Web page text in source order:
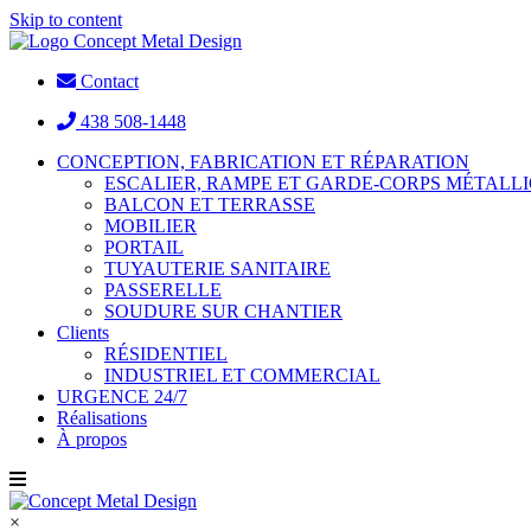
Skip to content
Contact
438 508-1448
CONCEPTION, FABRICATION ET RÉPARATION
ESCALIER, RAMPE ET GARDE-CORPS
BALCON ET TERRASSE
MOBILIER
PORTAIL
TUYAUTERIE SANITAIRE
PASSERELLE
SOUDURE SUR CHANTIER
Clients
RÉSIDENTIEL
INDUSTRIEL ET COMMERCIAL
URGENCE 24/7
Réalisations
À propos
×